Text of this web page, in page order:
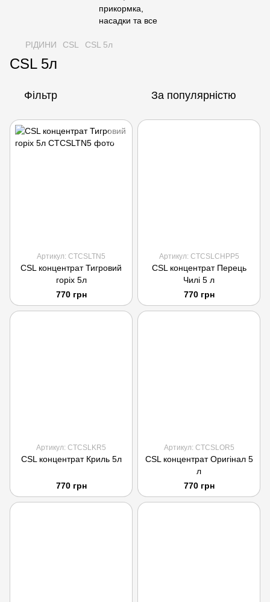
РІДИНИ CSL CSL 5л
CSL 5л
Фільтр За популярністю
Артикул: CTCSLTN5
CSL концентрат Тигровий
горіх 5л
770 грн
Артикул: CTCSLCHPP5
CSL концентрат Перець
Чилі 5 л
770 грн
Артикул: CTCSLKR5
CSL концентрат Криль 5л
770 грн
Артикул: CTCSLOR5
CSL концентрат Оригінал 5
л
770 грн